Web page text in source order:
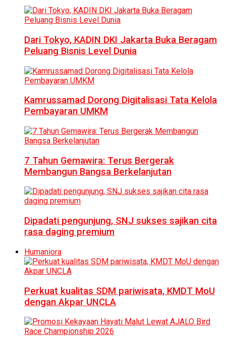
Dari Tokyo, KADIN DKI Jakarta Buka Beragam
Peluang Bisnis Level Dunia
Kamrussamad Dorong Digitalisasi Tata Kelola
Pembayaran UMKM
7 Tahun Gemawira: Terus Bergerak
Membangun Bangsa Berkelanjutan
Dipadati pengunjung, SNJ sukses sajikan cita
rasa daging premium
Humaniora
Perkuat kualitas SDM pariwisata, KMDT MoU
dengan Akpar UNCLA